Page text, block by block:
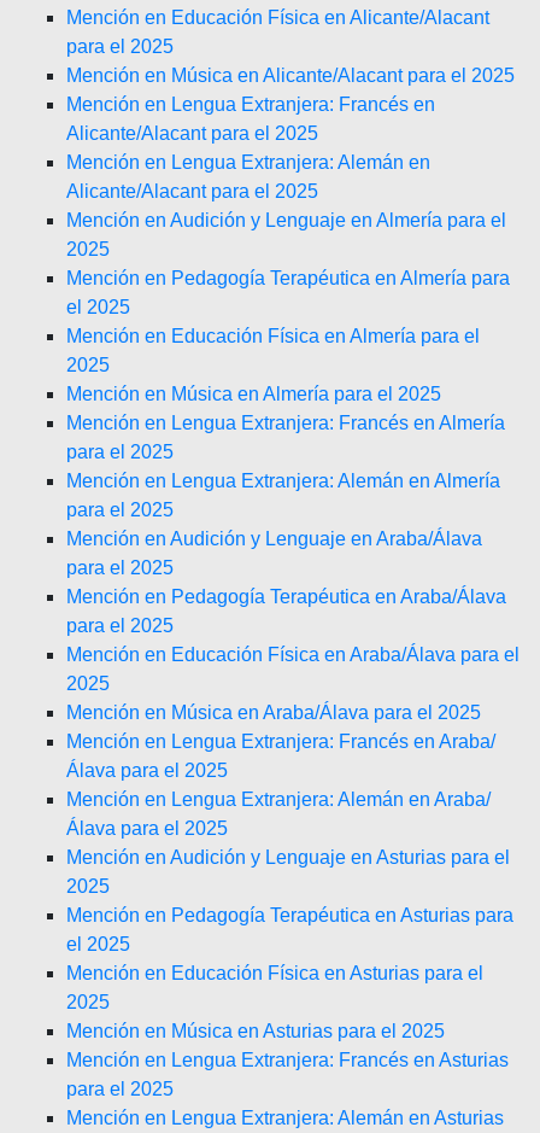
Mención en Educación Física en Alicante/Alacant
para el 2025
Mención en Música en Alicante/Alacant para el 2025
Mención en Lengua Extranjera: Francés en
Alicante/Alacant para el 2025
Mención en Lengua Extranjera: Alemán en
Alicante/Alacant para el 2025
Mención en Audición y Lenguaje en Almería para el
2025
Mención en Pedagogía Terapéutica en Almería para
el 2025
Mención en Educación Física en Almería para el
2025
Mención en Música en Almería para el 2025
Mención en Lengua Extranjera: Francés en Almería
para el 2025
Mención en Lengua Extranjera: Alemán en Almería
para el 2025
Mención en Audición y Lenguaje en Araba/Álava
para el 2025
Mención en Pedagogía Terapéutica en Araba/Álava
para el 2025
Mención en Educación Física en Araba/Álava para el
2025
Mención en Música en Araba/Álava para el 2025
Mención en Lengua Extranjera: Francés en Araba/
Álava para el 2025
Mención en Lengua Extranjera: Alemán en Araba/
Álava para el 2025
Mención en Audición y Lenguaje en Asturias para el
2025
Mención en Pedagogía Terapéutica en Asturias para
el 2025
Mención en Educación Física en Asturias para el
2025
Mención en Música en Asturias para el 2025
Mención en Lengua Extranjera: Francés en Asturias
para el 2025
Mención en Lengua Extranjera: Alemán en Asturias